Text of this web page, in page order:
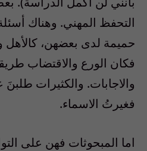
التحفظ المهني. وهناك
حميمة لدى بعضهن، كالأهل
فكان الورع والاقتضاب
والاجابات. والكثيرات
فغيرتُ الاسماء.
اما المبحوثات فهن على